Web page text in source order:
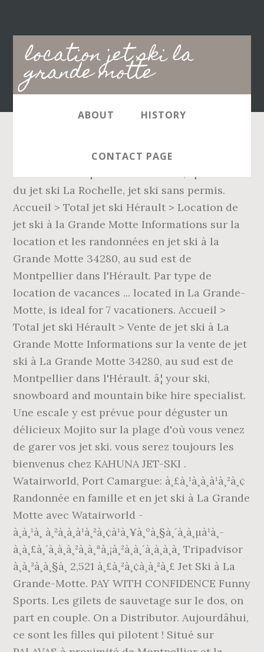
location jet ski la
grande motte
Main
navigation
ABOUT HISTORY
CONTACT PAGE
Funny Sports vous propose de multiples
du jet ski La Rochelle, jet ski sans permis.
Accueil > Total jet ski Hérault > Location de
jet ski à la Grande Motte Informations sur la
location et les randonnées en jet ski à la
Grande Motte 34280, au sud est de
Montpellier dans l'Hérault. Par type de
location de vacances ... located in La Grande-
Motte, is ideal for 7 vacationers. Accueil >
Total jet ski Hérault > Vente de jet ski à La
Grande Motte Informations sur la vente de jet
ski à La Grande Motte 34280, au sud est de
Montpellier dans l'Hérault. â¦ your ski,
snowboard and mountain bike hire specialist.
Une escale y est prévue pour déguster un
délicieux Mojito sur la plage d'où vous venez
de garer vos jet ski. vous serez toujours les
bienvenus chez KAHUNA JET-SKI .
Watairworld, Port Camargue: à¸£à¸¹à¸à¸à¹à¸²à¸¢
Randonnée en famille et en jet ski à La Grande
Motte avec Watairworld -
à¸à¸¹à¸ à¸²à¸à¸à¹à¸²à¸¢à¹à¸¥à¸°à¸§à¸´à¸à¸µà¹à¸­
à¸à¸£à¸´à¸à¸à¸²à¸à¸ªà¸¡à¸²à¸à¸´à¸à¸à¸­à¸ Tripadvisor
à¸à¸³à¸à¸§à¸ 2,521 à¸£à¸²à¸¢à¸à¸²à¸£ Jet Ski à La
Grande-Motte. PAY WITH CONFIDENCE Funny
Sports. Les gilets de sauvetage sur le dos, on
part en couple. On a Distributor. Aujourdâhui,
ce sont les filles qui pilotent ! Situé sur